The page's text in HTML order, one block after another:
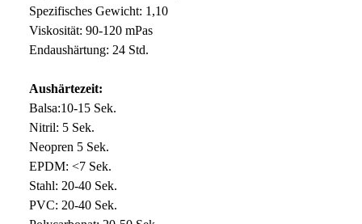
Spezifisches Gewicht: 1,10
Viskosität: 90-120 mPas
Endaushärtung: 24 Std.
Aushärtezeit:
Balsa:10-15 Sek.
Nitril: 5 Sek.
Neopren 5 Sek.
EPDM: <7 Sek.
Stahl: 20-40 Sek.
PVC: 20-40 Sek.